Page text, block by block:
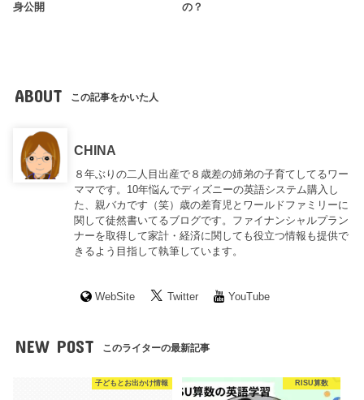
身公開
の？
ABOUT この記事をかいた人
CHINA
８年ぶりの二人目出産で８歳差の姉弟の子育てしてるワー
ママです。10年悩んでディズニーの英語システム購入し
た、親バカです（笑）歳の差育児とワールドファミリーに
関して徒然書いてるブログです。ファイナンシャルプラン
ナーを取得して家計・経済に関しても役立つ情報も提供で
きるよう目指して執筆しています。
WebSite Twitter YouTube
NEW POST このライターの最新記事
子どもとお出かけ情報 RISU算数